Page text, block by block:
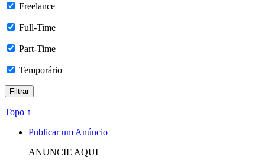
Freelance
Full-Time
Part-Time
Temporário
Topo ↑
Publicar um Anúncio
ANUNCIE AQUI